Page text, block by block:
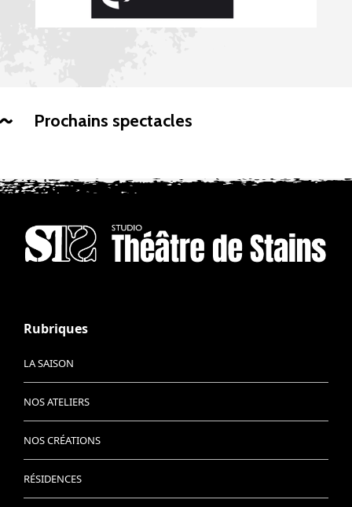
Prochains spectacles
Rubriques
LA SAISON
NOS ATELIERS
NOS CRÉATIONS
RÉSIDENCES